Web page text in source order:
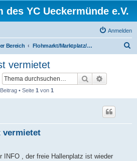
YC Ueckermünde e.V.
Anmelden
Bereich Flohmarkt/Marktplatz/Tauschbörse/Suche/Biete
vermietet
Suche
• Seite 1 von 1
vermietet
INFO , der freie Hallenplatz ist wieder